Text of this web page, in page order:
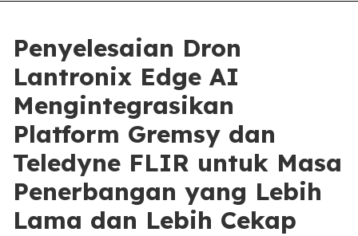
Penyelesaian Dron
Lantronix Edge AI
Mengintegrasikan
Platform Gremsy dan
Teledyne FLIR untuk Masa
Penerbangan yang Lebih
Lama dan Lebih Cekap